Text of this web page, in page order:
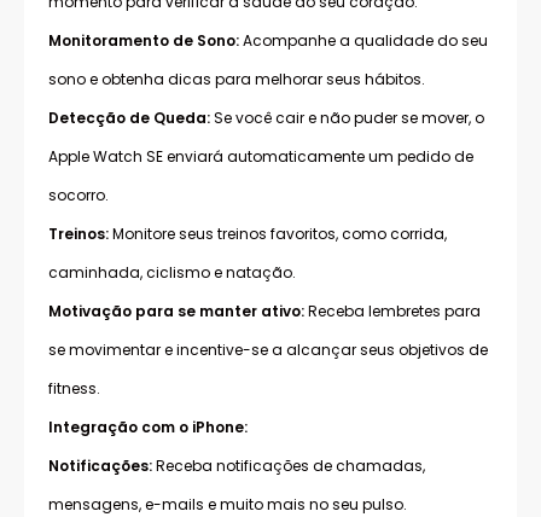
Monitoramento de Sono:Acompanhe a qualidade do seu
sono e obtenha dicas para melhorar seus hábitos.
Detecção de Queda:Se você cair e não puder se mover, o
Apple Watch SE enviará automaticamente um pedido de
socorro.
Treinos:Monitore seus treinos favoritos, como corrida,
caminhada, ciclismo e natação.
Motivação para se manter ativo:Receba lembretes para
se movimentar e incentive-se a alcançar seus objetivos de
fitness.
Integração com o iPhone:
Notificações:Receba notificações de chamadas,
mensagens, e-mails e muito mais no seu pulso.